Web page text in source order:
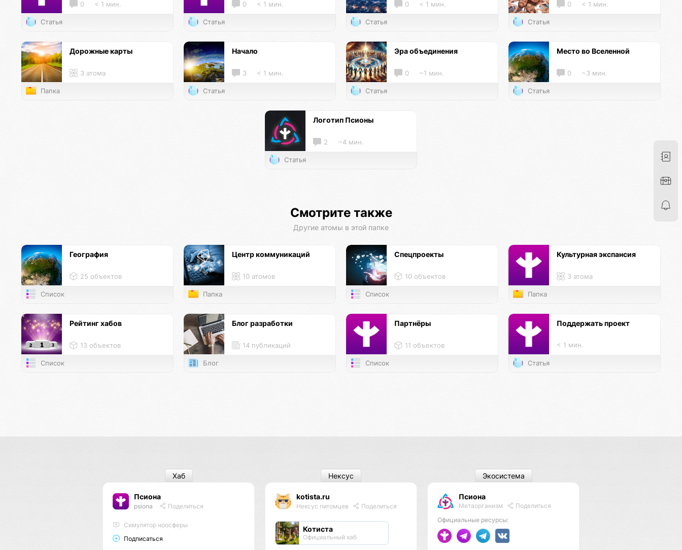
0 < 1 мин.
Статья
0 < 1 мин.
Статья
0 < 1 мин.
Статья
0 < 1 мин.
Статья
Дорожные карты
3 атома
Папка
Начало
3 < 1 мин.
Статья
Эра объединения
0 ~1 мин.
Статья
Место во Вселенной
0 ~3 мин.
Статья
Логотип Псионы
2 ~4 мин.
Статья
Смотрите также
Другие атомы в этой папке
География
25 объектов
Список
Центр коммуникаций
10 атомов
Папка
Спецпроекты
10 объектов
Список
Культурная экспансия
3 атома
Папка
Рейтинг хабов
13 объектов
Список
Блог разработки
14 публикаций
Блог
Партнёры
11 объектов
Список
Поддержать проект
< 1 мин.
Статья
Псиона
psiona Поделиться
Cимулятор ноосферы
Подписаться
Хаб
kotista.ru
Нексус питомцев Поделиться
Котиста
Официальный хаб
Нексус
Псиона
Метаорганизм
Поделиться
Официальные ресурсы:
Экосистема